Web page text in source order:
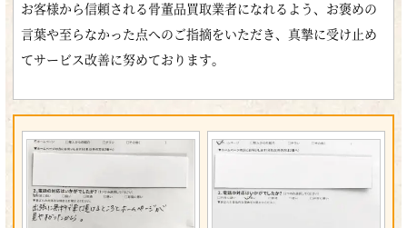
お客様から信頼される骨董品買取業者になれるよう、お褒めの
言葉や至らなかった点へのご指摘をいただき、真摯に受け止め
てサービス改善に努めております。